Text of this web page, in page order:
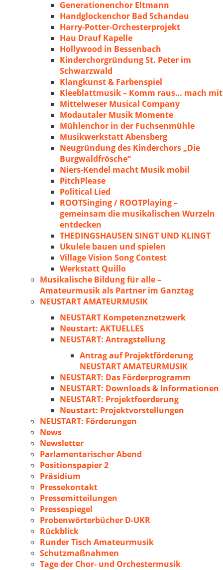
Generationenchor Eltmann
Handglockenchor Bad Schandau
Harry-Potter-Orchesterprojekt
Hau Drauf Kapelle
Hollywood in Bessenbach
Kinderchorgründung St. Peter im
Schwarzwald
Klangkunst & Farbenspiel
Kleeblattmusik – Komm raus… mach mit
Mittelweser Musical Company
Modautaler Musik Momente
Mühlenchor in der Fuchsenmühle
Musikwerkstatt Abensberg
Neugründung des Kinderchors „Die
Burgwaldfrösche“
Niers-Kendel macht Musik mobil
PitchPlease
Political Lied
ROOTSinging / ROOTPlaying –
gemeinsam die musikalischen Wurzeln
entdecken
THEDINGSHAUSEN SINGT UND KLINGT
Ukulele bauen und spielen
Village Vision Song Contest
Werkstatt Quillo
Musikalische Bildung für alle –
Amateurmusik als Partner im Ganztag
NEUSTART AMATEURMUSIK
NEUSTART Kompetenznetzwerk
Neustart: AKTUELLES
NEUSTART: Antragstellung
Antrag auf Projektförderung
NEUSTART AMATEURMUSIK
NEUSTART: Das Förderprogramm
NEUSTART: Downloads & Informationen
NEUSTART: Projektfoerderung
Neustart: Projektvorstellungen
NEUSTART: Förderungen
News
Newsletter
Parlamentarischer Abend
Positionspapier 2
Präsidium
Pressekontakt
Pressemitteilungen
Pressespiegel
Probenwörterbücher D-UKR
Rückblick
Runder Tisch Amateurmusik
Schutzmaßnahmen
Tage der Chor- und Orchestermusik